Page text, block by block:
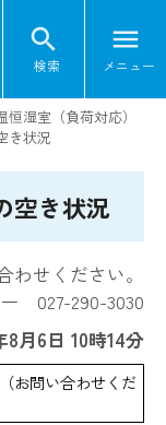
search
検索
menu
メニュー
恒湿室（負荷対応）
き状況
空き状況
せください。
027-290-3030
8月6日 10時14分
問い合わせくだ